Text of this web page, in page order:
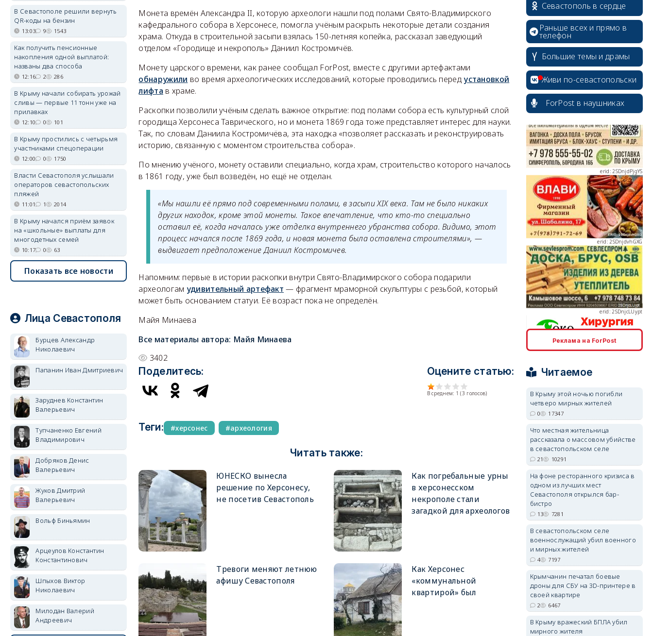
Монета времён Александра II, которую археологи нашли под полами Свято-Владимирского
кафедрального собора в Херсонесе, помогла учёным раскрыть некоторые детали создания
храма. Откуда в строительной засыпи взялась 150-летняя копейка, рассказал заведующий
отделом «Городище и некрополь» Даниил Костромичёв.
Монету царского времени, как ранее сообщал ForPost, вместе с другими артефактами
обнаружили во время археологических исследований, которые проводились передустановкой
лифта в храме.
Раскопки позволили учёным сделать важное открытие: под полами собора есть культурный слой
городища Херсонеса Таврического, но и монета 1869 года тоже представляет интерес для науки.
Так, по словам Даниила Костромичёва, эта находка «позволяет рассказать и реконструировать
историю, связанную с моментом строительства собора».
По мнению учёного, монету оставили специально, когда храм, строительство которого началось
в 1861 году, уже был возведён, но ещё не отделан.
«Мы нашли её прямо под современными полами, в засыпи XIX века. Там не было никаких
других находок, кроме этой монеты. Такое впечатление, что кто-то специально
оставил её, когда началась уже отделка внутреннего убранства собора. Видимо, этот
процесс начался после 1869 года, и новая монета была оставлена строителями», —
выдвигает предположение Даниил Костромичев.
Напомним: первые в истории раскопки внутри Свято-Владимирского собора подарили
археологам удивительный артефакт — фрагмент мраморной скульптуры с резьбой, который
может быть основанием статуи. Её возраст пока не определён.
Майя Минаева
Все материалы автора: Майя Минаева
3402
Поделитесь: Оцените статью:
В среднем: 1 (3 голосов)
Теги: херсонес археология
Читать также:
ЮНЕСКО вынесла
решение по Херсонесу,
не посетив Севастополь
Как погребальные урны
в херсонесском
некрополе стали
загадкой для археологов
Тревоги меняют летнюю
афишу Севастополя
Как Херсонес
«коммунальной
квартирой» был
В Севастополе решили вернуть
QR-коды на бензин
13:03 9 1543
Как получить пенсионные
накопления одной выплатой:
названы два способа
12:16 2 286
В Крыму начали собирать урожай
сливы — первые 11 тонн уже на
прилавках
12:10 0 101
В Крыму простились с четырьмя
участниками спецоперации
12:00 0 1750
Власти Севастополя услышали
операторов севастопольских
пляжей
11:01 1 2014
В Крыму начался приём заявок
на «школьные» выплаты для
многодетных семей
10:17 0 63
Показать все новости
Лица Севастополя
Бурцев Александр
Николаевич
Папанин Иван Дмитриевич
Заруднев Константин
Валерьевич
Тупчаненко Евгений
Владимирович
Добряков Денис
Валерьевич
Жуков Дмитрий
Валерьевич
Вольф Биньямин
Арцеулов Константин
Константинович
Шпыхов Виктор
Николаевич
Милодан Валерий
Андреевич
Севастополь в сердце
Раньше всех и прямо в
телефон
Большие темы и драмы
Живи по-севастопольски
ForPost в наушниках
erid: 2SDnjcrDNw6
erid: 2SDnjdPjgYS
erid: 2SDnjdvhGXG
erid: 2SDnjcLUypt
erid: 2SDnjdvhGXG
Реклама на ForPost
Читаемое
В Крыму этой ночью погибли
четверо мирных жителей
0 17347
Что местная жительница
рассказала о массовом убийстве
в севастопольском селе
21 10291
На фоне ресторанного кризиса в
одном из лучших мест
Севастополя открылся бар-
бистро
13 7281
В севастопольском селе
военнослужащий убил военного
и мирных жителей
4 7197
Крымчанин печатал боевые
дроны для СБУ на 3D-принтере в
своей квартире
2 6467
В Крыму вражеский БПЛА убил
мирного жителя